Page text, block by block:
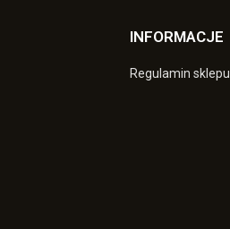
INFORMACJE
Regulamin sklepu